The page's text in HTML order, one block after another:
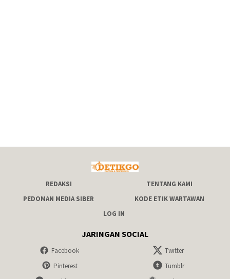
REDAKSI
TENTANG KAMI
PEDOMAN MEDIA SIBER
KODE ETIK WARTAWAN
LOG IN
JARINGAN SOCIAL
Facebook
Twitter
Pinterest
Tumblr